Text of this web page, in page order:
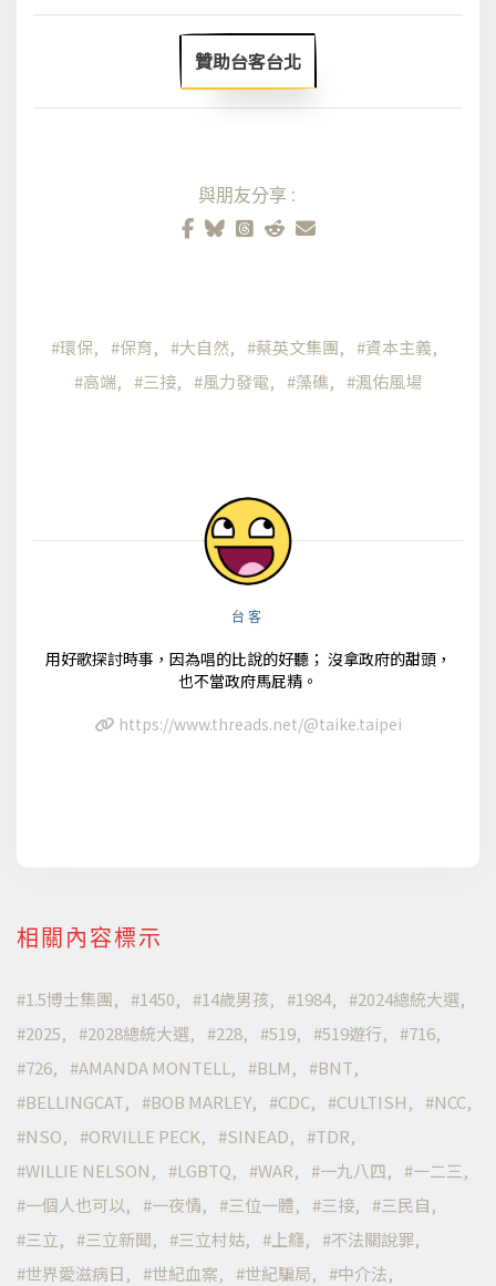
贊助台客台北
與朋友分享:
環保 保育 大自然 蔡英文集團
資本主義
高端
三接 風力發電 藻礁 渢佑風場
台客
用好歌探討時事，因為唱的比說的好聽； 沒拿政府的甜頭，
也不當政府馬屁精。
https://www.threads.net/@taike.taipei
相關內容標示
1.5博士集團 1450 14歲男孩 1984
2024總統大選
2025
2028總統大選 228 519 519遊行
716
726
AMANDA MONTELL BLM
BNT
BELLINGCAT
BOB MARLEY CDC CULTISH
NCC
NSO
ORVILLE PECK SINEAD
TDR
WILLIE NELSON
LGBTQ WAR 一九八四
一二三
一個人也可以
一夜情 三位一體 三接
三民自
三立
三立新聞 三立村姑 上癮
不法關說罪
世界愛滋病日
世紀血案 世紀騙局
中介法